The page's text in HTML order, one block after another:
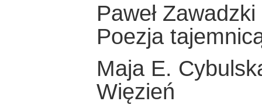
Paweł Zawadzki
Poezja
Maja E.
Więzień